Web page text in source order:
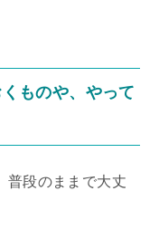
ものや、やって
段のままで大丈